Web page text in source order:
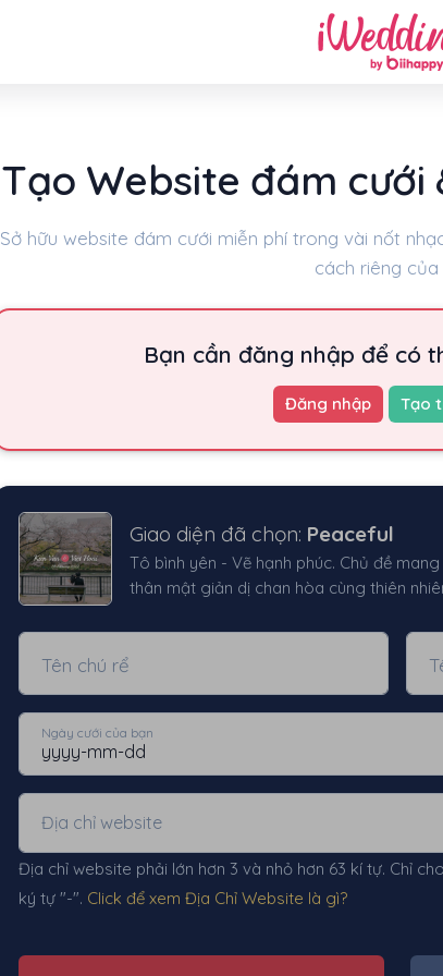
Tạo Website đám cưới
Sở hữu website đám cưới miễn phí trong vài nốt
cách riêng của
Bạn cần đăng nhập để có
Đăng nhập Tạo
Giao diện đã chọn: Peaceful
Tô bình yên - Vẽ hạnh phúc. Chủ đề
thân mật giản dị chan hòa cùng thiên
Tên chú rể
Ngày cưới của bạn
Địa chỉ website phải lớn hơn 3 và nhỏ hơn 63 kí tự. Chỉ
ký tự "-". Click để xem Địa Chỉ Website là gì?